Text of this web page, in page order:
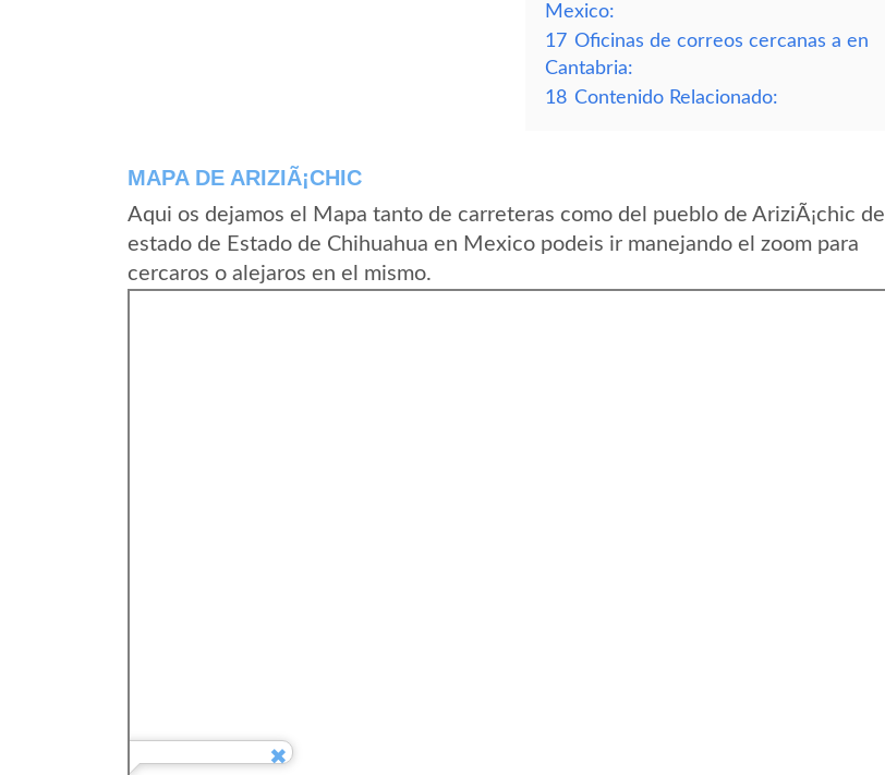
Mexico:
17 Oficinas de correos cercanas a en
Cantabria:
18 Contenido Relacionado:
MAPA DE ARIZIÃ¡CHIC
Aqui os dejamos el Mapa tanto de carreteras como del pueblo de AriziÃ¡chic del
estado de Estado de Chihuahua en Mexico podeis ir manejando el zoom para
cercaros o alejaros en el mismo.